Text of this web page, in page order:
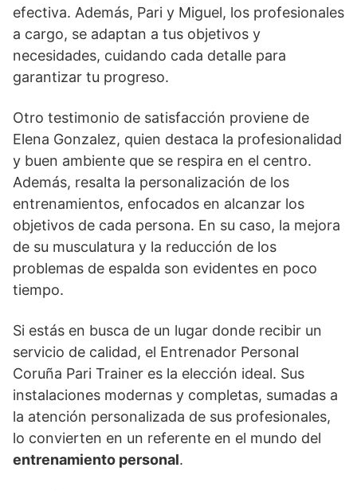
efectiva. Además, Pari y Miguel, los profesionales
a cargo, se adaptan a tus objetivos y
necesidades, cuidando cada detalle para
garantizar tu progreso.
Otro testimonio de satisfacción proviene de
Elena Gonzalez, quien destaca la profesionalidad
y buen ambiente que se respira en el centro.
Además, resalta la personalización de los
entrenamientos, enfocados en alcanzar los
objetivos de cada persona. En su caso, la mejora
de su musculatura y la reducción de los
problemas de espalda son evidentes en poco
tiempo.
Si estás en busca de un lugar donde recibir un
servicio de calidad, el Entrenador Personal
Coruña Pari Trainer es la elección ideal. Sus
instalaciones modernas y completas, sumadas a
la atención personalizada de sus profesionales,
lo convierten en un referente en el mundo del
entrenamiento personal.